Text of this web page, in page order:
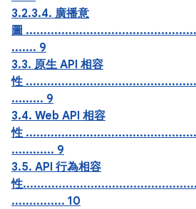
3.2.3.4. 廣播意
圖
....... 9
3.3. 原生 API 相容
性
......... 9
3.4. Web API 相容
性
............ 9
3.5. API 行為相容
性
............... 10